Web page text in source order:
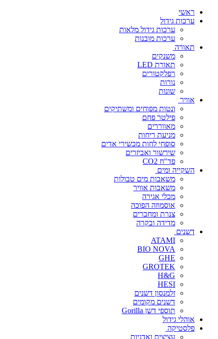
ראשי
ערכות גידול
ערכות גידול מלאות
ערכות מובנות
תאורה
משנקים
תאורת LED
רפלקטורים
נורות
שונות
אוויר
ונטות מפוחים ומשתיקים
פילטר פחם
מאווררים
מניעת ריחות
סופחי לחות מכשירי אדים
שירשור ואביזרים
פד"ח CO2
השקייה ומים
משאבות מים טבולות
משאבות אוויר
מכלי אגירה
אוסמוזה הפוכה
צנרת ומחברים
מדידה ובקרה
דשנים
ATAMI
BIO NOVA
GHE
GROTEK
H&G
HESI
זלמנסון דשנים
דשנים מקומים
תוספי דשן Gorilla
אוהלי גידול
פלסטיקה
עציצים ואדניות